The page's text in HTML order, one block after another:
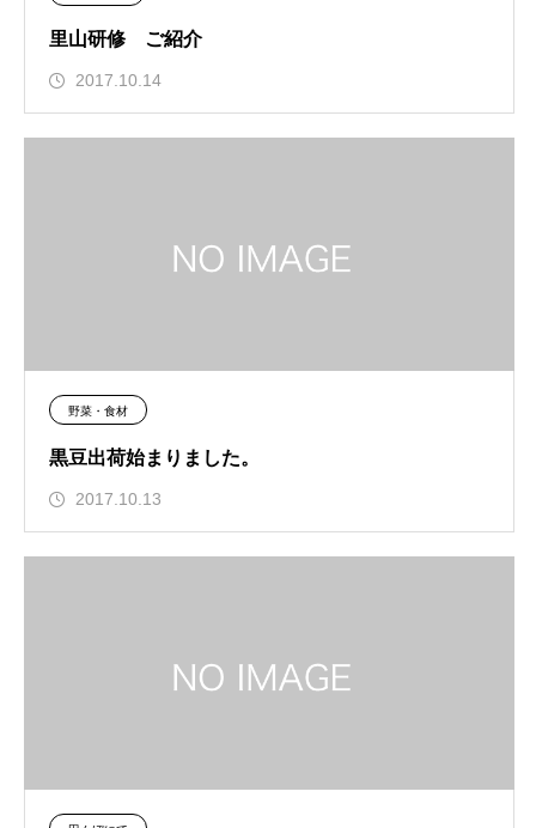
里山研修 ご紹介
2017.10.14
野菜・食材
黒豆出荷始まりました。
2017.10.13